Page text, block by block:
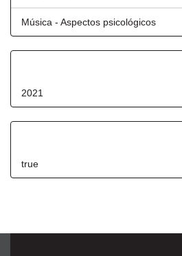
Música - Aspectos psicológicos
2021
true